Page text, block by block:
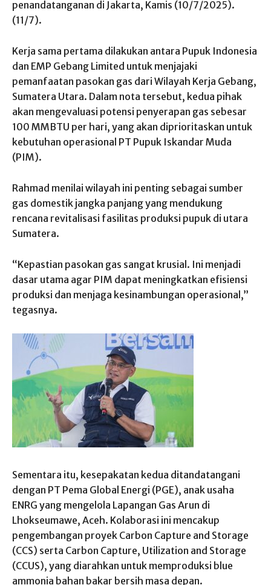
penandatanganan di Jakarta, Kamis (10/7/2025).
(11/7).
Kerja sama pertama dilakukan antara Pupuk Indonesia
dan EMP Gebang Limited untuk menjajaki
pemanfaatan pasokan gas dari Wilayah Kerja Gebang,
Sumatera Utara. Dalam nota tersebut, kedua pihak
akan mengevaluasi potensi penyerapan gas sebesar
100 MMBTU per hari, yang akan diprioritaskan untuk
kebutuhan operasional PT Pupuk Iskandar Muda
(PIM).
Rahmad menilai wilayah ini penting sebagai sumber
gas domestik jangka panjang yang mendukung
rencana revitalisasi fasilitas produksi pupuk di utara
Sumatera.
“Kepastian pasokan gas sangat krusial. Ini menjadi
dasar utama agar PIM dapat meningkatkan efisiensi
produksi dan menjaga kesinambungan operasional,”
tegasnya.
Sementara itu, kesepakatan kedua ditandatangani
dengan PT Pema Global Energi (PGE), anak usaha
ENRG yang mengelola Lapangan Gas Arun di
Lhokseumawe, Aceh. Kolaborasi ini mencakup
pengembangan proyek Carbon Capture and Storage
(CCS) serta Carbon Capture, Utilization and Storage
(CCUS), yang diarahkan untuk memproduksi blue
ammonia bahan bakar bersih masa depan.